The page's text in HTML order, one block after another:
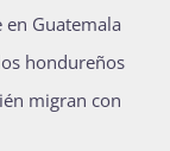
en Guatemala
hondureños
migran con